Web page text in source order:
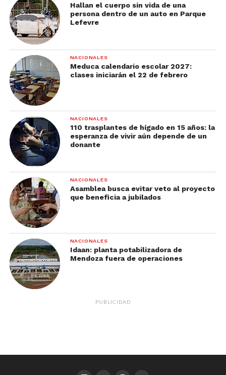
Hallan el cuerpo sin vida de una
persona dentro de un auto en Parque
Lefevre
NACIONALES
Meduca calendario escolar 2027:
clases iniciarán el 22 de febrero
NACIONALES
110 trasplantes de hígado en 15 años: la
esperanza de vivir aún depende de un
donante
NACIONALES
Asamblea busca evitar veto al proyecto
que beneficia a jubilados
NACIONALES
Idaan: planta potabilizadora de
Mendoza fuera de operaciones
PUBLICIDAD